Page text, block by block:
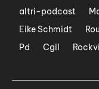
altri-podcast
Eike Schmidt
Pd
Cgil